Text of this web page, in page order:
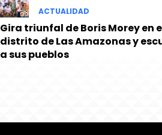
ACTUALIDAD
Gira triunfal de Boris Morey en
distrito de Las Amazonas y
a sus pueblos